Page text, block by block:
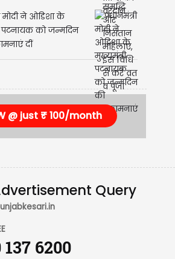
मोदी ने ओडिशा के
पटनायक को जन्मदिन
दीं
@ just ₹ 100/month
Query
137 6200